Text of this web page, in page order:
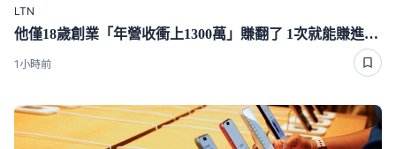
LTN
他僅18歲創業「年營收衝上1300萬」賺翻了 1次就能賺進97萬
1小時前